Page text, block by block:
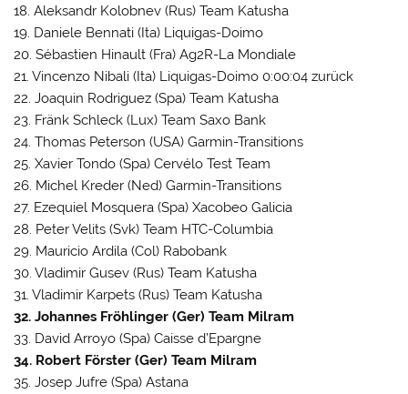
18. Aleksandr Kolobnev (Rus) Team Katusha
19. Daniele Bennati (Ita) Liquigas-Doimo
20. Sébastien Hinault (Fra) Ag2R-La Mondiale
21. Vincenzo Nibali (Ita) Liquigas-Doimo 0:00:04 zurück
22. Joaquin Rodriguez (Spa) Team Katusha
23. Fränk Schleck (Lux) Team Saxo Bank
24. Thomas Peterson (USA) Garmin-Transitions
25. Xavier Tondo (Spa) Cervélo Test Team
26. Michel Kreder (Ned) Garmin-Transitions
27. Ezequiel Mosquera (Spa) Xacobeo Galicia
28. Peter Velits (Svk) Team HTC-Columbia
29. Mauricio Ardila (Col) Rabobank
30. Vladimir Gusev (Rus) Team Katusha
31. Vladimir Karpets (Rus) Team Katusha
32. Johannes Fröhlinger (Ger) Team Milram
33. David Arroyo (Spa) Caisse d’Epargne
34. Robert Förster (Ger) Team Milram
35. Josep Jufre (Spa) Astana